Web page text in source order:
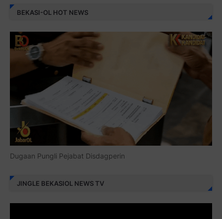
BEKASI-OL HOT NEWS
Dugaan Pungli Pejabat Disdagperin
JINGLE BEKASIOL NEWS TV